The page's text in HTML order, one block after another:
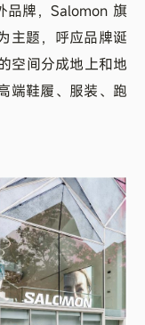
品牌，Salomon 旗
主题，呼应品牌诞
空间分成地上和地
端鞋履、服装、跑